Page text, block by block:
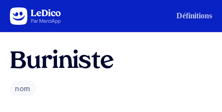
Aller au contenu Définitions
Buriniste
nom